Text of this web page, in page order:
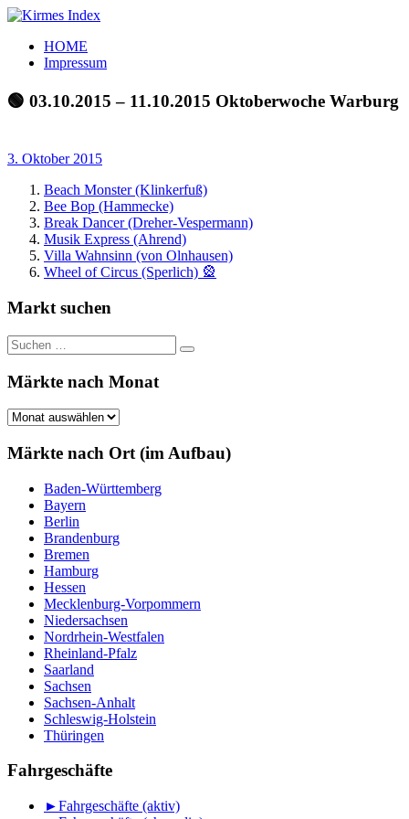
Zum
springen
Kirmes
Index
Tourpläne
der
letzten
HOME
Impressum
🟢 03.10.2015 – 11.10.2015 Oktoberwoche Warburg
3. Oktober 2015
Beach Monster (Klinkerfuß)
Bee Bop (Hammecke)
Break Dancer (Dreher-Vespermann)
Musik Express (Ahrend)
Villa Wahnsinn (von Olnhausen)
Wheel of Circus (Sperlich) 🎡
Markt suchen
Suchen
nach:
Suchen
Märkte nach Monat
Märkte
Monat
Märkte nach Ort (im Aufbau)
Baden-Württemberg
Bayern
Berlin
Brandenburg
Bremen
Hamburg
Hessen
Mecklenburg-Vorpommern
Niedersachsen
Nordrhein-Westfalen
Rheinland-Pfalz
Saarland
Sachsen
Sachsen-Anhalt
Schleswig-Holstein
Thüringen
Fahrgeschäfte
►Fahrgeschäfte (aktiv)